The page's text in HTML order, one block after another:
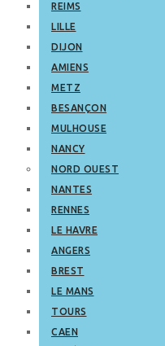
REIMS
LILLE
DIJON
AMIENS
METZ
BESANÇON
MULHOUSE
NANCY
NORD OUEST
NANTES
RENNES
LE HAVRE
ANGERS
BREST
LE MANS
TOURS
CAEN